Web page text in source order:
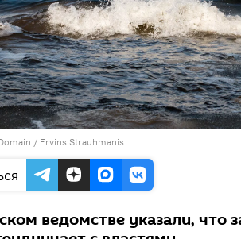
/ Ervins Strauhmanis
ведомстве указали, что